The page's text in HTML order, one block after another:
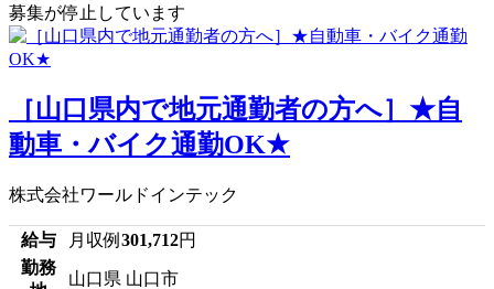
募集が停止しています
［山口県内で地元通勤者の方へ］★自
動車・バイク通勤OK★
株式会社ワールドインテック
給与 月収例 301,712円
勤務
山口県 山口市